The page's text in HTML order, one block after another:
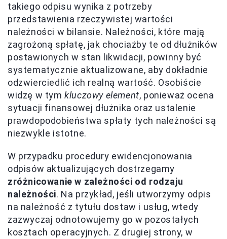
takiego odpisu wynika z potrzeby
przedstawienia rzeczywistej wartości
należności w bilansie. Należności, które mają
zagrożoną spłatę, jak chociażby te od dłużników
postawionych w stan likwidacji, powinny być
systematycznie aktualizowane, aby dokładnie
odzwierciedlić ich realną wartość. Osobiście
widzę w tymkluczowy element, ponieważ ocena
sytuacji finansowej dłużnika oraz ustalenie
prawdopodobieństwa spłaty tych należności są
niezwykle istotne.
W przypadku procedury ewidencjonowania
odpisów aktualizujących dostrzegamy
zróżnicowanie w zależności od rodzaju
należności. Na przykład, jeśli utworzymy odpis
na należność z tytułu dostaw i usług, wtedy
zazwyczaj odnotowujemy go w pozostałych
kosztach operacyjnych. Z drugiej strony, w